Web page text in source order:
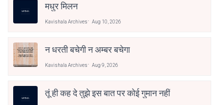
मधुर मिलन
Kavishala Archives Aug 10, 2026
न धरती बचेगी न अम्बर बचेगा
Kavishala Archives Aug 9, 2026
तूं ही कह दे तुझे इस बात पर कोई गुमान नहीं